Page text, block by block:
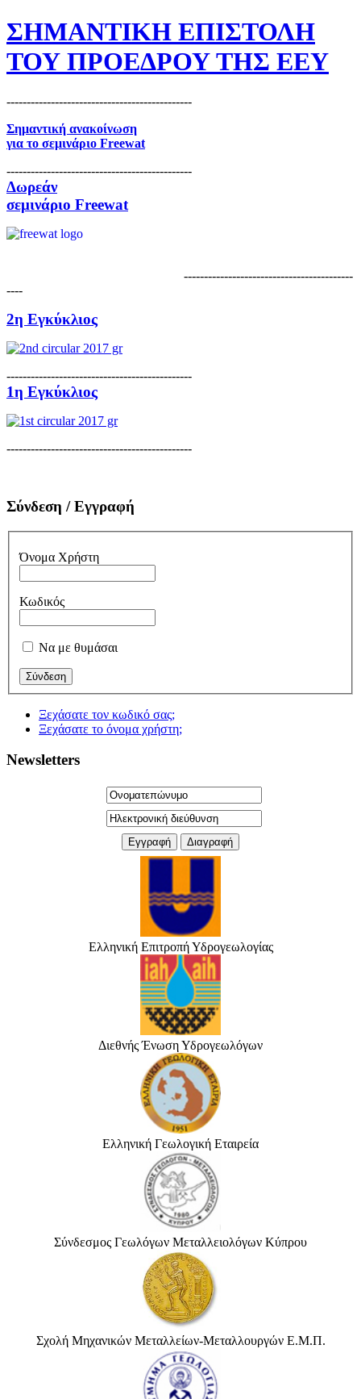
ΣΗΜΑΝΤΙΚΗ ΕΠΙΣΤΟΛΗ
ΤΟΥ ΠΡΟΕΔΡΟΥ ΤΗΣ ΕΕΥ
----------------------------------------------
Σημαντική ανακοίνωση
για το σεμινάριο Freewat
----------------------------------------------
Δωρεάν
σεμινάριο Freewat
------------------------------------------
----
2η Εγκύκλιος
----------------------------------------------
1η Εγκύκλιος
----------------------------------------------
Σύνδεση / Εγγραφή
Όνομα Χρήστη
Κωδικός
Να με θυμάσαι
Ξεχάσατε τον κωδικό σας;
Ξεχάσατε το όνομα χρήστη;
Newsletters
Ελληνική Επιτροπή Υδρογεωλογίας
Διεθνής Ένωση Υδρογεωλόγων
Ελληνική Γεωλογική Εταιρεία
Σύνδεσμος Γεωλόγων Μεταλλειολόγων Κύπρου
Σχολή Μηχανικών Μεταλλείων-Μεταλλουργών Ε.Μ.Π.